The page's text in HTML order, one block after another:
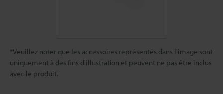
*Veuillez noter que les accessoires représentés dans l'image sont
uniquement à des fins d'illustration et peuvent ne pas être inclus
avec le produit.